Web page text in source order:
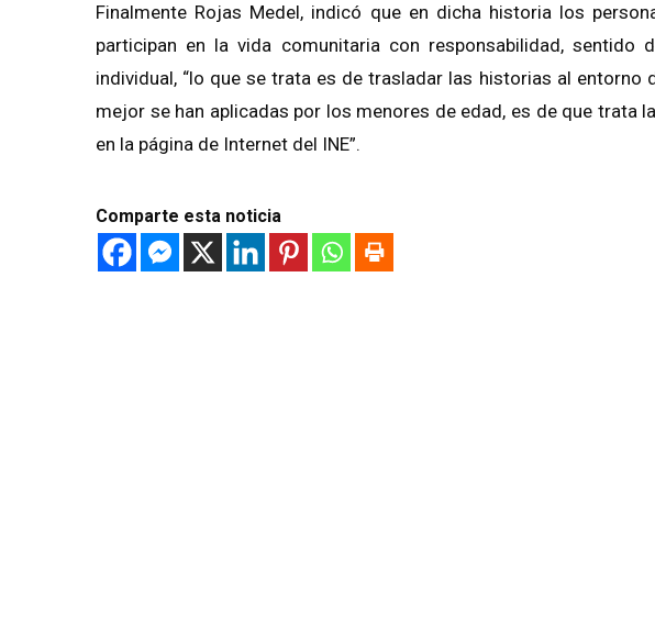
Finalmente Rojas Medel, indicó que en dicha historia los
participan en la vida comunitaria con responsabilidad, sentido
individual, “lo que se trata es de trasladar las historias al entorno
mejor se han aplicadas por los menores de edad, es de que trata
en la página de Internet del INE”.
Comparte esta noticia